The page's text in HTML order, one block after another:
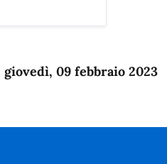
giovedì, 09 febbraio 2023